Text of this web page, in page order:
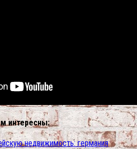
интересны:
недвижимость: германия